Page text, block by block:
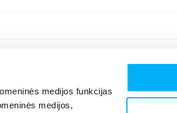
medijos funkcijas
medijos,